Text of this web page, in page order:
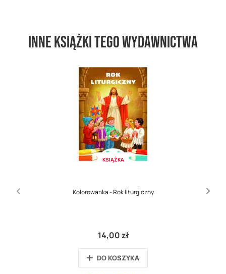
Inne książki tego wydawnictwa
KSIĄŻKA
Kolorowanka - Rok liturgiczny
14,00 zł
DO KOSZYKA